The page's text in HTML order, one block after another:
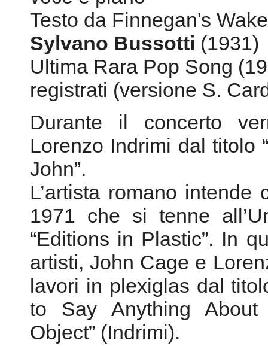
Durante il concerto
Lorenzo Indrimi dal titolo
John”.
L’artista romano
1971 che si tenne
“Editions in Plastic”. In
artisti, John Cage e
lavori in plexiglas dal
to Say Anything About
Object” (Indrimi).
Giardini
Via